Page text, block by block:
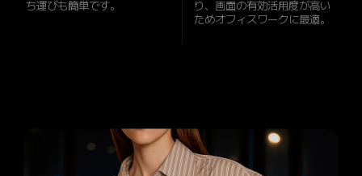
ち運びも簡単です。
り、画面の有効活用度が高い
ためオフィスワークに最適。